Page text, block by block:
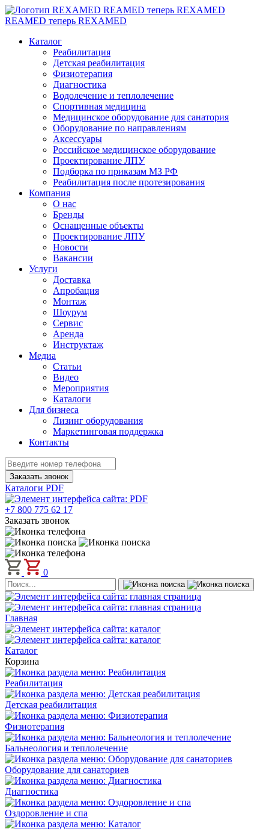
REAMED теперь REXAMED
REAMED теперь REXAMED
Каталог
Реабилитация
Детская реабилитация
Физиотерапия
Диагностика
Водолечение и теплолечение
Спортивная медицина
Медицинское оборудование для санатория
Оборудование по направлениям
Аксессуары
Российское медицинское оборудование
Проектирование ЛПУ
Подборка по приказам МЗ РФ
Реабилитация после протезирования
Компания
О нас
Бренды
Оснащенные объекты
Проектирование ЛПУ
Новости
Вакансии
Услуги
Доставка
Апробация
Монтаж
Шоурум
Сервис
Аренда
Инструктаж
Медиа
Статьи
Видео
Мероприятия
Каталоги
Для бизнеса
Лизинг оборудования
Маркетинговая поддержка
Контакты
Заказать звонок
Каталоги PDF
+7 800 775 62 17
Заказать звонок
0
Главная
Каталог
Корзина
Реабилитация
Детская реабилитация
Физиотерапия
Бальнеология и теплолечение
Оборудование для санаториев
Диагностика
Оздоровление и спа